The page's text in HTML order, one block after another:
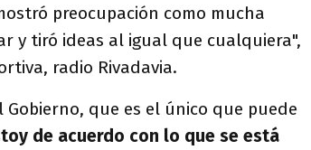
preocupación como mucha
y tiró ideas al igual que cualquiera",
radio Rivadavia.
Gobierno, que es el único que puede
de acuerdo con lo que se está